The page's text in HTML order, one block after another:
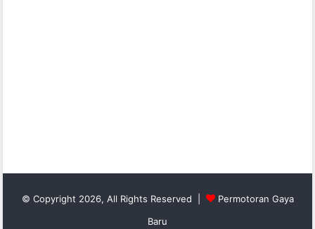
© Copyright 2026, All Rights Reserved |
Permotoran Gaya
Baru